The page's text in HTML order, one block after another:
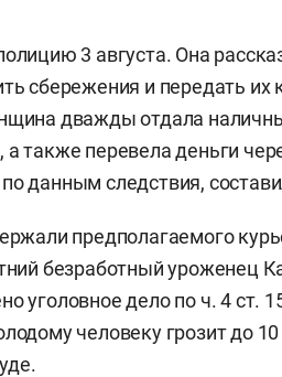
3 августа. Она
сбережения и передать их
дважды отдала
также перевела деньги
данным следствия,
предполагаемого
безработный уроженец
уголовное дело по ч. 4 ст.
человеку грозит до